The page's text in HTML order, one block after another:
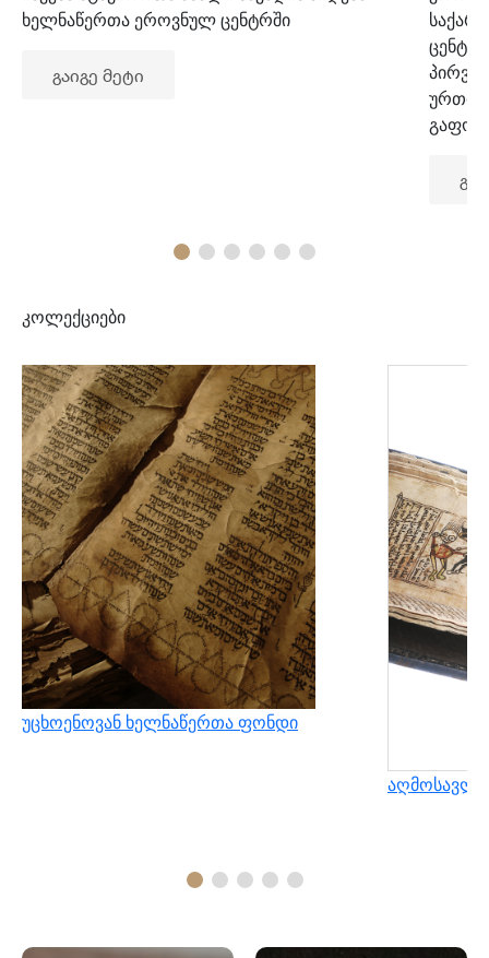
ხელნაწერთა ეროვნულ ცენტრში
გაიგე მეტი
კოლექციები
უცხოენოვან ხელნაწერთა ფონდი